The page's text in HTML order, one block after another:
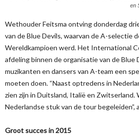
en
Wethouder Feitsma ontving donderdag
van de Blue Devils, waarvan de A-selectie
Wereldkampioen werd. Het International
afdeling binnen de organisatie van de Blue
muzikanten en dansers van A-team een
moeten doen. “Naast optredens in
zien zijn in Duitsland, Italië en Zwitserland.
Nederlandse stuk van de tour begeleiden”,
Groot succes in 2015